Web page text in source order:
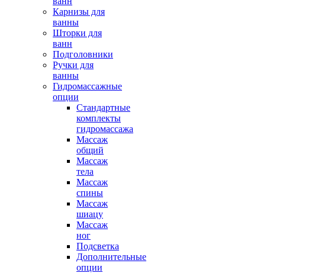
Карнизы для
ванны
Шторки для
ванн
Подголовники
Ручки для
ванны
Гидромассажные
опции
Стандартные
комплекты
гидромассажа
Массаж
общий
Массаж
тела
Массаж
спины
Массаж
шиацу
Массаж
ног
Подсветка
Дополнительные
опции